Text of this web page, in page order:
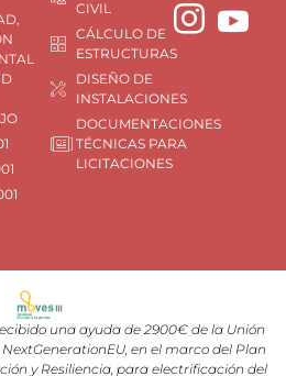
CIVIL
CÁLCULO DE
ESTRUCTURAS
DISEÑO DE
INSTALACIONES
DOCUMENTACIONES
TÉCNICAS PARA
LICITACIONES
una ayuda de 2900€ de la Unión
en el marco del Plan
y Resiliencia, para electrificación del